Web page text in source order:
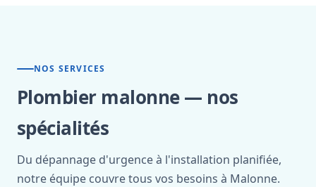
NOS SERVICES
Plombier malonne — nos
spécialités
Du dépannage d'urgence à l'installation planifiée,
notre équipe couvre tous vos besoins à Malonne.